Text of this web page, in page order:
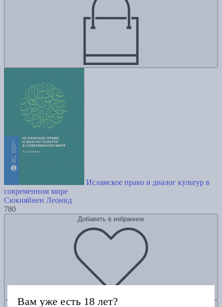
Исламское право и диалог культур в
современном мире
Сюкияйнен Леонид
780
Добавить в избранное
Добавить в корзину
Вам уже есть 18 лет?